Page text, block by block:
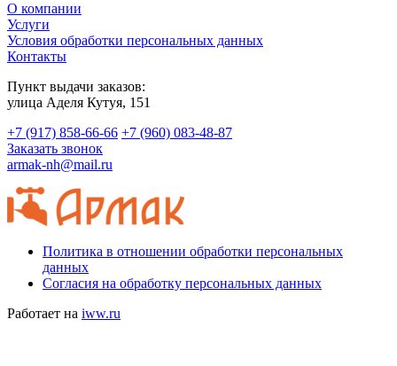
О компании
Услуги
Условия обработки персональных данных
Контакты
Пункт выдачи заказов:
​улица Аделя Кутуя, 151
+7 (917) 858-66-66 +7 (960) 083-48-87
Заказать звонок
armak-nh@mail.ru
Политика в отношении обработки персональных
данных
Согласия на обработку персональных данных
Работает на iww.ru